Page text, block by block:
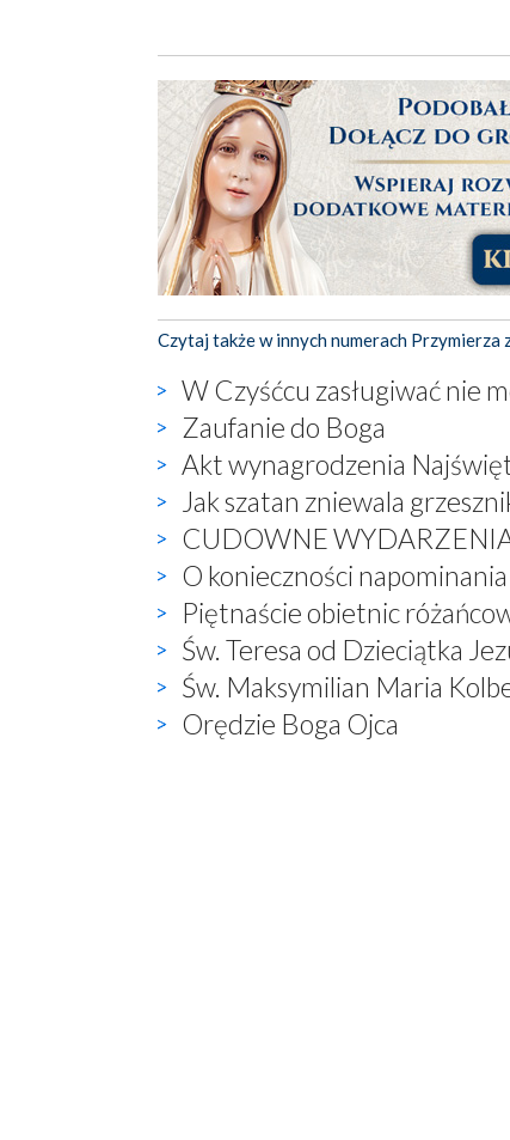
Czytaj także w innych numerach Przymierza
W Czyśćcu zasługiwać nie
Zaufanie do Boga
Akt wynagrodzenia
Jak szatan zniewala
CUDOWNE
O konieczności
Piętnaście obietnic
Św. Teresa od Dzieciątka
Św. Maksymilian Maria
Orędzie Boga Ojca